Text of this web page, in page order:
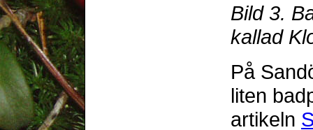
Bild 3.
kallad
På
liten
artikeln